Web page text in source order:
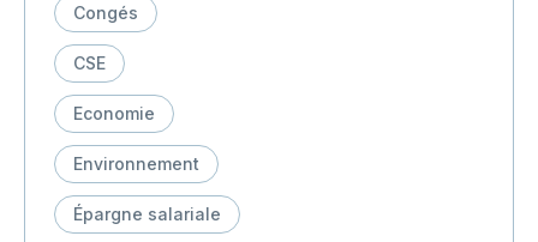
Congés
CSE
Economie
Environnement
Épargne salariale